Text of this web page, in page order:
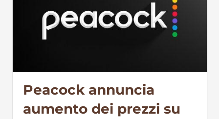
Peacock annuncia
aumento dei prezzi su